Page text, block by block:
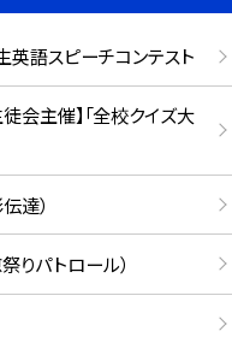
語スピーチコンテスト
会主催】「全校クイズ大
達）
りパトロール）